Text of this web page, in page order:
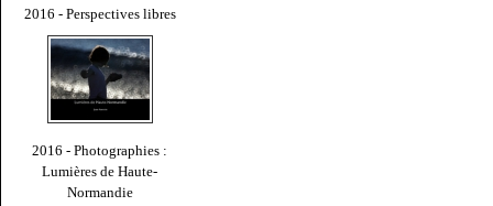
2016 - Perspectives libres
2016 - Photographies :
Lumières de Haute-
Normandie